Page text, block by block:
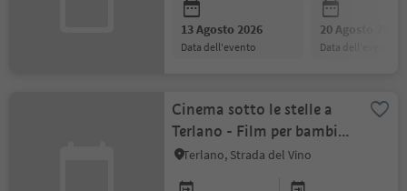
13 Agosto 2026
data dell'evento
20 Agosto 2026
data dell'evento
Cinema sotto le stelle a
Terlano - Film per bambini
- in lingua tedesca
Terlano, Strada del Vino